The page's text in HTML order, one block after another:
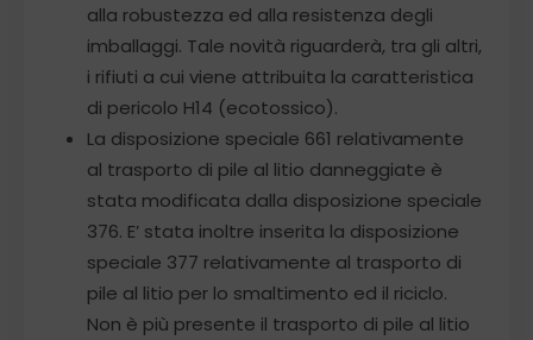
alla robustezza ed alla resistenza degli
imballaggi. Tale novità riguarderà, tra gli altri,
i rifiuti a cui viene attribuita la caratteristica
di pericolo H14 (ecotossico).
La disposizione speciale 661 relativamente
al trasporto di pile al litio danneggiate è
stata modificata dalla disposizione speciale
376. E’ stata inoltre inserita la disposizione
speciale 377 relativamente al trasporto di
pile al litio per lo smaltimento ed il riciclo.
Non è più presente il trasporto di pile al litio